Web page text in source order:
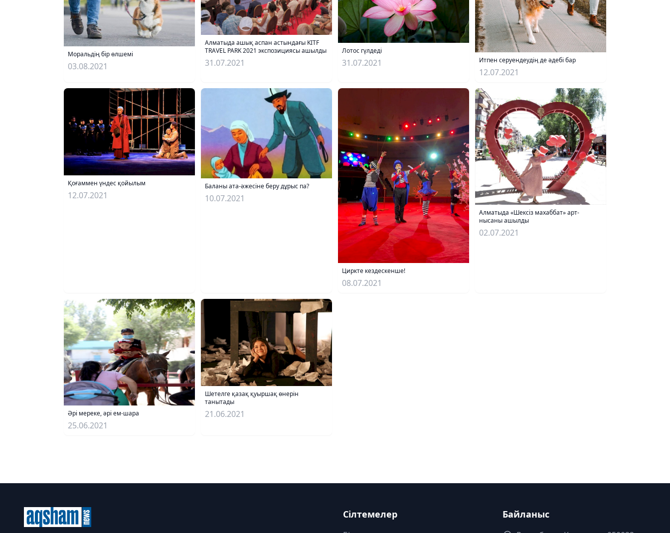
Моральдің бір өлшемі
03.08.2021
Алматыда ашық аспан астындағы KITF
TRAVEL PARK 2021 экспозициясы ашылды
31.07.2021
Лотос гүлдеді
31.07.2021 Итпен серуендеудің де әдебі бар
12.07.2021
Қоғаммен үндес қойылым
12.07.2021
Баланы ата-әжесіне беру дұрыс па?
10.07.2021
Циркте кездескенше!
08.07.2021
Алматыда «Шексіз махаббат» арт-
нысаны ашылды
02.07.2021
Әрі мереке, әрі ем-шара
25.06.2021
Шетелге қазақ қуыршақ өнерін
танытады
21.06.2021
Сілтемелер Байланыс